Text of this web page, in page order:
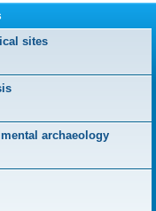
sites
archaeology